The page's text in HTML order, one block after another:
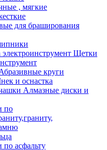
, мягкие
для браширования
Щетки
круги
и оснастка
Алмазные диски и
по
асфальту